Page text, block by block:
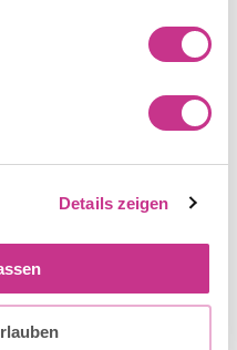
Details zeigen
und Hitzeschlägen
würden immer mehr
der Pflegekammer arbeitet
Diese umfassen wie so
und
der